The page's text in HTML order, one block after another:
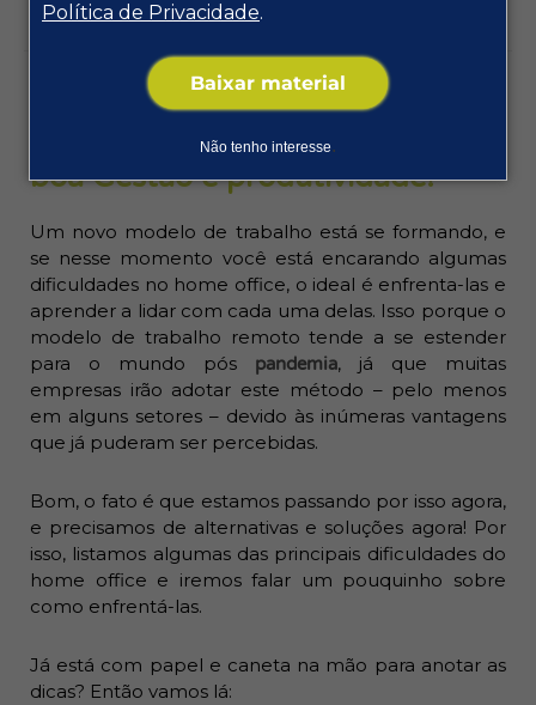
Política de Privacidade.
Baixar material
Não tenho interesse .
7 dificuldades no home office e
como enfrenta-las – Mantenha a
boa Gestão e produtividade!
Um novo modelo de trabalho está se formando, e
se nesse momento você está encarando algumas
dificuldades no home office, o ideal é enfrenta-las e
aprender a lidar com cada uma delas. Isso porque o
modelo de trabalho remoto tende a se estender
para o mundo pós pandemia, já que muitas
empresas irão adotar este método – pelo menos
em alguns setores – devido às inúmeras vantagens
que já puderam ser percebidas.
Bom, o fato é que estamos passando por isso agora,
e precisamos de alternativas e soluções agora! Por
isso, listamos algumas das principais dificuldades do
home office e iremos falar um pouquinho sobre
como enfrentá-las.
Já está com papel e caneta na mão para anotar as
dicas? Então vamos lá: